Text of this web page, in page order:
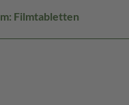
Filmtabletten